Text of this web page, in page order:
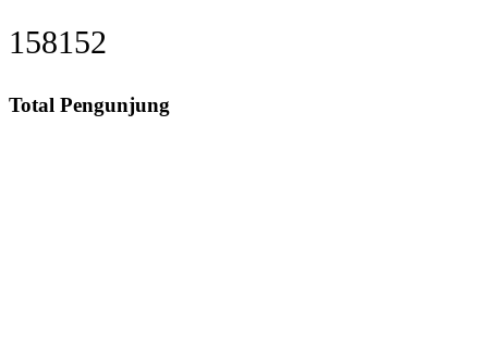
191951
Total Pengunjung